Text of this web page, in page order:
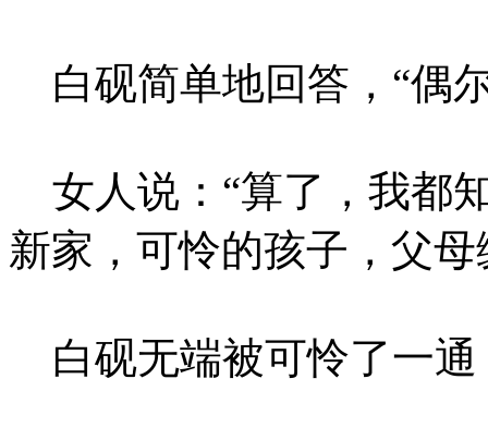
白砚简单地回答，“偶
女人说：“算了，我都
新家，可怜的孩子，父母
白砚无端被可怜了一通